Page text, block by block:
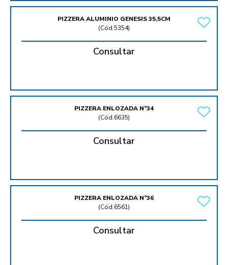
PIZZERA ALUMINIO GENESIS 35,5CM
(Cód.5354)
Consultar
PIZZERA ENLOZADA Nº34
(Cód.6635)
Consultar
PIZZERA ENLOZADA Nº36
(Cód.6561)
Consultar